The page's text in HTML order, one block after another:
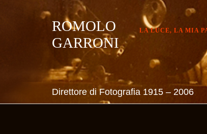
ROMOLO
GARRONI
Direttore di Fotografia 1915 – 2006
LA LUCE, LA MIA